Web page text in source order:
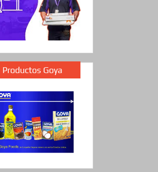
Productos Goya